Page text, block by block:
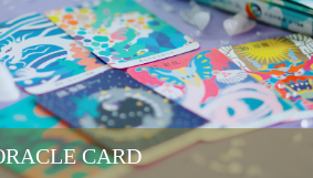
CARD